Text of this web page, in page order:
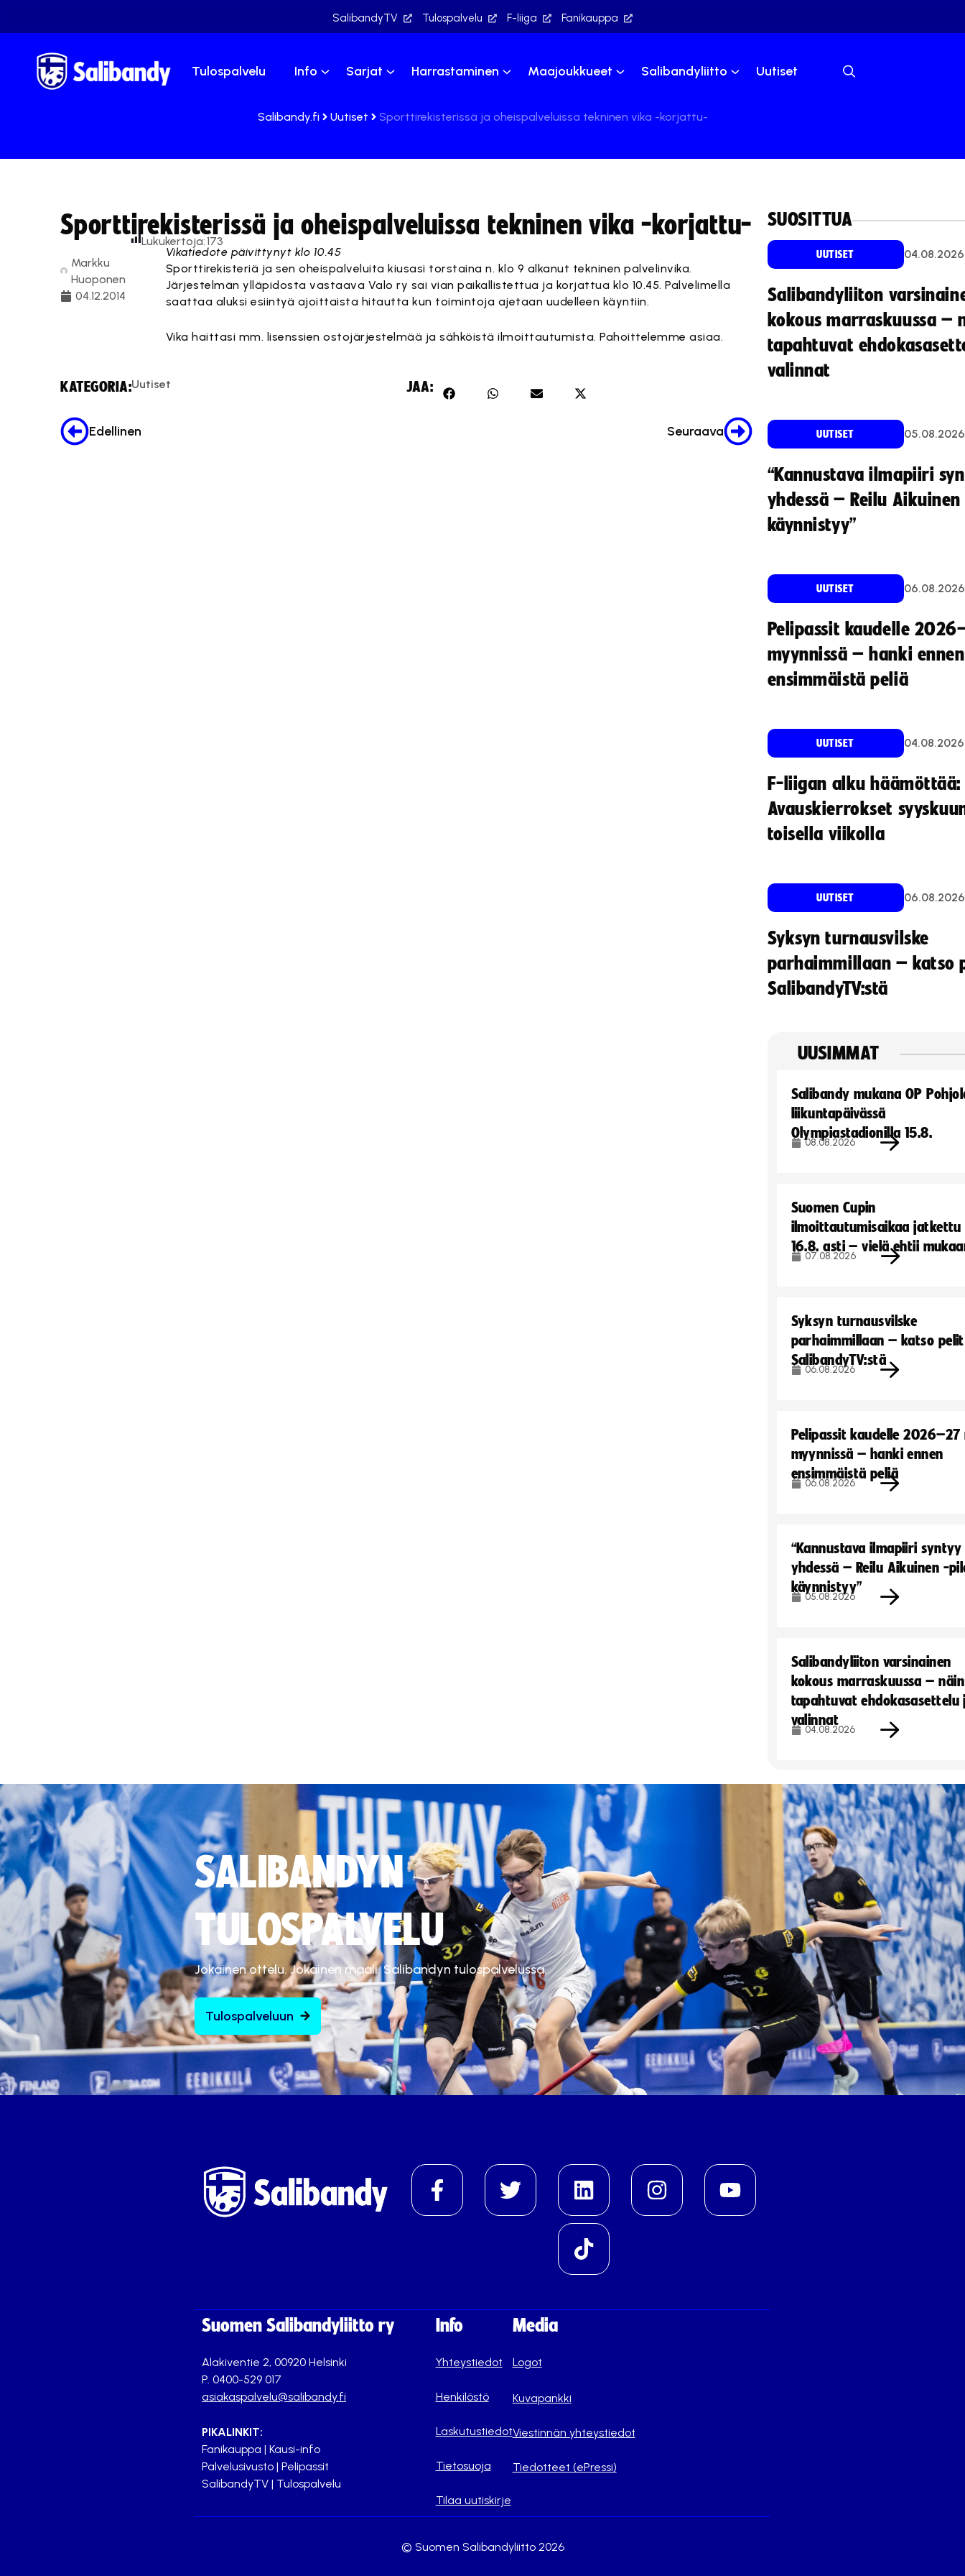
SalibandyTV Tulospalvelu F-liiga Fanikauppa
Tulospalvelu Info Sarjat Harrastaminen Maajoukkueet Salibandyliitto Uutiset
Salibandy.fi Uutiset Sporttirekisterissä ja oheispalveluissa tekninen vika -korjattu-
Sporttirekisterissä ja oheispalveluissa tekninen vika -korjattu-
Markku
Huoponen
04.12.2014
Lukukertoja:173
Vikatiedote päivittynyt klo 10.45
Sporttirekisteriä ja sen oheispalveluita kiusasi torstaina n. klo 9 alkanut tekninen palvelinvika.
Järjestelmän ylläpidosta vastaava Valo ry sai vian paikallistettua ja korjattua klo 10.45. Palvelimella
saattaa aluksi esiintyä ajoittaista hitautta kun toimintoja ajetaan uudelleen käyntiin.
Vika haittasi mm. lisenssien ostojärjestelmää ja sähköistä ilmoittautumista. Pahoittelemme asiaa.
KATEGORIA:Uutiset JAA:
Edellinen Seuraava
SUOSITTUA
UUTISET 04.08.2026
Salibandyliiton
kokous marraskuussa –
tapahtuvat
valinnat
UUTISET 05.08.2026
“Kannustava ilmapiiri
yhdessä – Reilu
käynnistyy”
UUTISET 06.08.2026
Pelipassit kaudelle
myynnissä – hanki ennen
ensimmäistä peliä
UUTISET 04.08.2026
F-liigan alku häämöttää:
Avauskierrokset
toisella viikolla
UUTISET 06.08.2026
Syksyn turnausvilske
parhaimmillaan – katso
SalibandyTV:stä
UUSIMMAT
Salibandy mukana OP
liikuntapäivässä
Olympiastadionilla 15.8.
08.08.2026
Suomen Cupin
ilmoittautumisaikaa jatkettu
16.8. asti – vielä ehtii
07.08.2026
Syksyn turnausvilske
parhaimmillaan – katso pelit
SalibandyTV:stä
06.08.2026
Pelipassit kaudelle
myynnissä – hanki ennen
ensimmäistä peliä
06.08.2026
“Kannustava ilmapiiri syntyy
yhdessä – Reilu Aikuinen -
käynnistyy”
05.08.2026
Salibandyliiton varsinainen
kokous marraskuussa – näin
tapahtuvat ehdokasasettelu
valinnat
04.08.2026
SALIBANDYN
TULOSPALVELU
Jokainen ottelu. Jokainen maali. Salibandyn tulospalvelussa.
Tulospalveluun
Suomen Salibandyliitto ry
Alakiventie 2, 00920 Helsinki
P. 0400-529 017
asiakaspalvelu@salibandy.fi
PIKALINKIT:
Fanikauppa | Kausi-info
Palvelusivusto | Pelipassit
SalibandyTV | Tulospalvelu
Info
Yhteystiedot
Henkilöstö
Laskutustiedot
Tietosuoja
Tilaa uutiskirje
Media
Logot
Kuvapankki
Viestinnän yhteystiedot
Tiedotteet (ePressi)
© Suomen Salibandyliitto 2026